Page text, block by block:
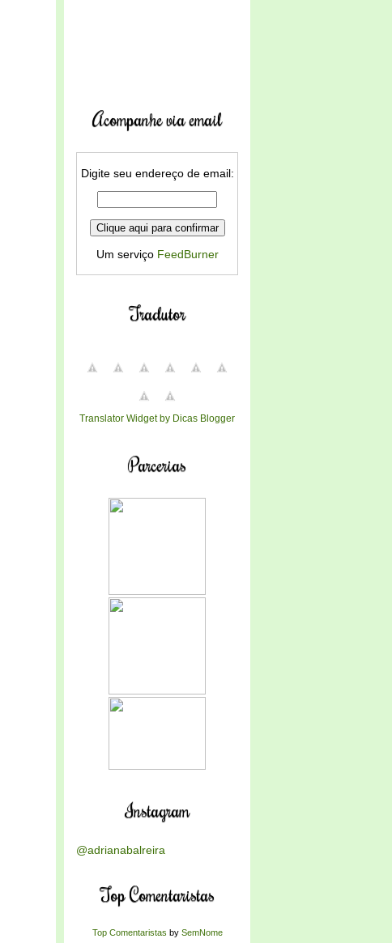
Acompanhe via email
Digite seu endereço de email:
Um serviço FeedBurner
Tradutor
Translator Widget by Dicas Blogger
Parcerias
Instagram
@adrianabalreira
Top Comentaristas
Top Comentaristas by SemNome